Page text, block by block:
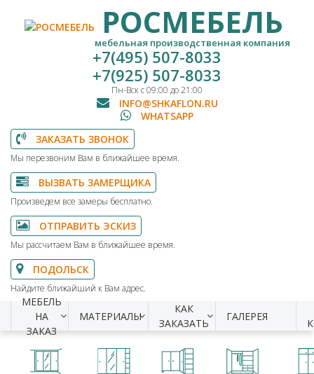
РОСМЕБЕЛЬ
мебельная производственная компания
+7(495) 507-8033
+7(925) 507-8033
Пн-Вск с 09:00 до 21:00
INFO@SHKAFLON.RU
WHATSAPP
ЗАКАЗАТЬ ЗВОНОК
Мы перезвоним Вам в ближайшее время.
ВЫЗВАТЬ ЗАМЕРЩИКА
Произведем все замеры бесплатно.
ОТПРАВИТЬ ЭСКИЗ
Мы рассчитаем Вам в ближайшее время.
ПОДОЛЬСК
Найдите ближайший к Вам адрес.
МЕБЕЛЬ
НА
ЗАКАЗ
МАТЕРИАЛЫ
КАК
ЗАКАЗАТЬ
ГАЛЕРЕЯ